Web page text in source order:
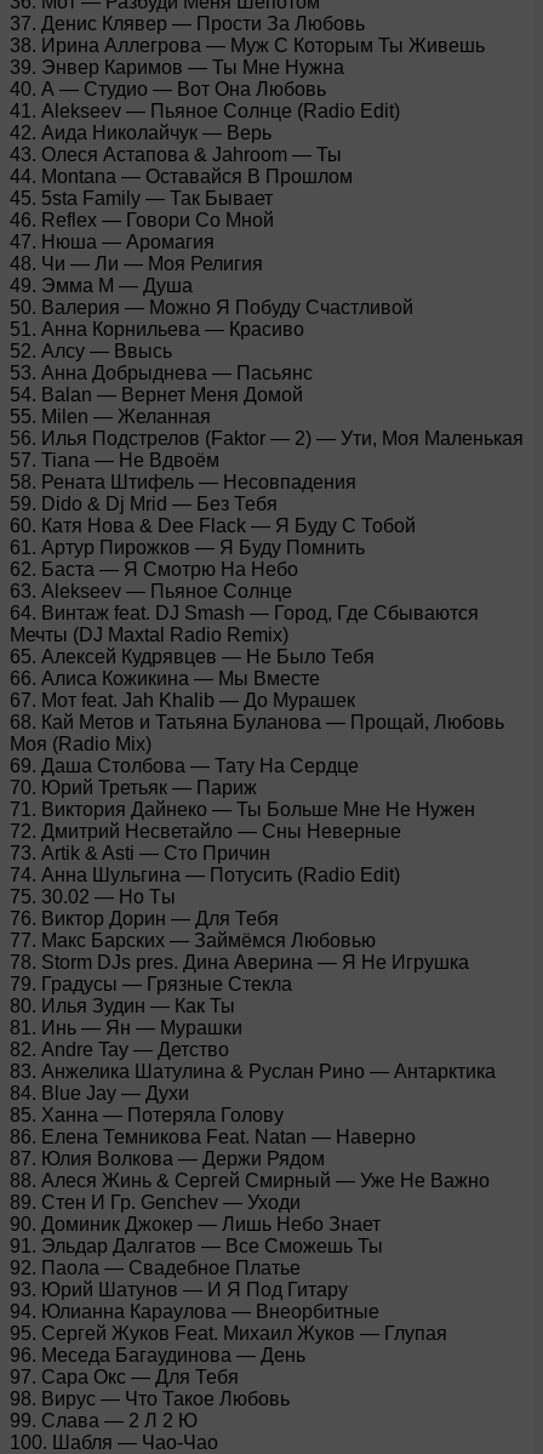
37. Денис Клявер — Прости За Любовь
38. Ирина Аллегрова — Муж С Которым Ты Живешь
39. Энвер Каримов — Ты Мне Нужна
40. А — Студио — Вот Она Любовь
41. Alekseev — Пьяное Солнце (Radio Edit)
42. Аида Николайчук — Верь
43. Олеся Астапова & Jahroom — Ты
44. Montana — Оставайся В Прошлом
45. 5sta Family — Так Бывает
46. Reflex — Говори Со Мной
47. Нюша — Аромагия
48. Чи — Ли — Моя Религия
49. Эмма М — Душа
50. Валерия — Можно Я Побуду Счастливой
51. Анна Корнильева — Красиво
52. Алсу — Ввысь
53. Анна Добрыднева — Пасьянс
54. Balan — Вернет Меня Домой
55. Milen — Желанная
56. Илья Подстрелов (Faktor — 2) — Ути, Моя Маленькая
57. Tiana — Не Вдвоём
58. Рената Штифель — Несовпадения
59. Dido & Dj Mrid — Без Тебя
60. Катя Нова & Dee Flack — Я Буду С Тобой
61. Артур Пирожков — Я Буду Помнить
62. Баста — Я Смотрю На Небо
63. Alekseev — Пьяное Солнце
64. Винтаж feat. DJ Smash — Город, Где Сбываются
Мечты (DJ Maxtal Radio Remix)
65. Алексей Кудрявцев — Не Было Тебя
66. Алиса Кожикина — Мы Вместе
67. Мот feat. Jah Khalib — До Мурашек
68. Кай Метов и Татьяна Буланова — Прощай, Любовь
Моя (Radio Mix)
69. Даша Столбова — Тату На Сердце
70. Юрий Третьяк — Париж
71. Виктория Дайнеко — Ты Больше Мне Не Нужен
72. Дмитрий Несветайло — Сны Неверные
73. Artik & Asti — Сто Причин
74. Анна Шульгина — Потусить (Radio Edit)
75. 30.02 — Но Tы
76. Виктор Дорин — Для Тебя
77. Макс Барских — Займёмся Любовью
78. Storm DJs pres. Дина Аверина — Я Не Игрушка
79. Градусы — Грязные Стекла
80. Илья Зудин — Как Ты
81. Инь — Ян — Мурашки
82. Andre Tay — Детство
83. Анжелика Шатулина & Руслан Рино — Антарктика
84. Blue Jay — Духи
85. Ханна — Потеряла Голову
86. Елена Темникова Feat. Natan — Наверно
87. Юлия Волкова — Держи Рядом
88. Алеся Жинь & Сергей Смирный — Уже Не Важно
89. Стен И Гр. Genchev — Уходи
90. Доминик Джокер — Лишь Небо Знает
91. Эльдар Далгатов — Все Сможешь Ты
92. Паола — Свадебное Платье
93. Юрий Шатунов — И Я Под Гитару
94. Юлианна Караулова — Внеорбитные
95. Сергей Жуков Feat. Михаил Жуков — Глупая
96. Меседа Багаудинова — День
97. Сара Окс — Для Тебя
98. Вирус — Что Такое Любовь
99. Слава — 2 Л 2 Ю
100. Шабля — Чао-Чао